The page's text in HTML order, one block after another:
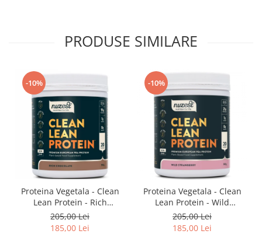
PRODUSE SIMILARE
-10%
Proteina Vegetala - Clean
Lean Protein - Rich
Chocolate
205,00 Lei
185,00 Lei
-10%
Proteina Vegetala - Clean
Lean Protein - Wild
Strawberry
205,00 Lei
185,00 Lei